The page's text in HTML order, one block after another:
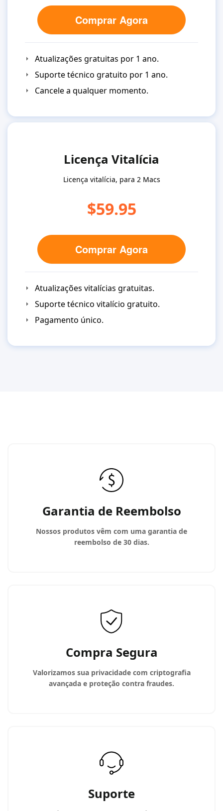
Comprar Agora
Atualizações gratuitas por 1 ano.
Suporte técnico gratuito por 1 ano.
Cancele a qualquer momento.
Licença Vitalícia
Licença vitalícia, para 2 Macs
$59.95
Comprar Agora
Atualizações vitalícias gratuitas.
Suporte técnico vitalício gratuito.
Pagamento único.
Garantia de Reembolso
Nossos produtos vêm com uma garantia de
reembolso de 30 dias.
Compra Segura
Valorizamos sua privacidade com criptografia
avançada e proteção contra fraudes.
Suporte